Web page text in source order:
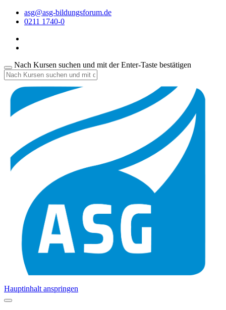
asg@asg-bildungsforum.de
0211 1740-0
Nach Kursen suchen und mit der Enter-Taste bestätigen
Hauptinhalt anspringen